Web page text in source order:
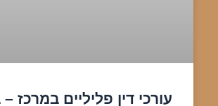
עורכי דין פליליים במרכז